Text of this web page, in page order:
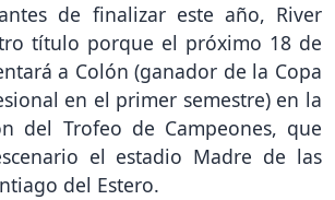
de finalizar este año, River
título porque el próximo 18 de
a Colón (ganador de la Copa
en el primer semestre) en la
del Trofeo de Campeones, que
el estadio Madre de las
del Estero.